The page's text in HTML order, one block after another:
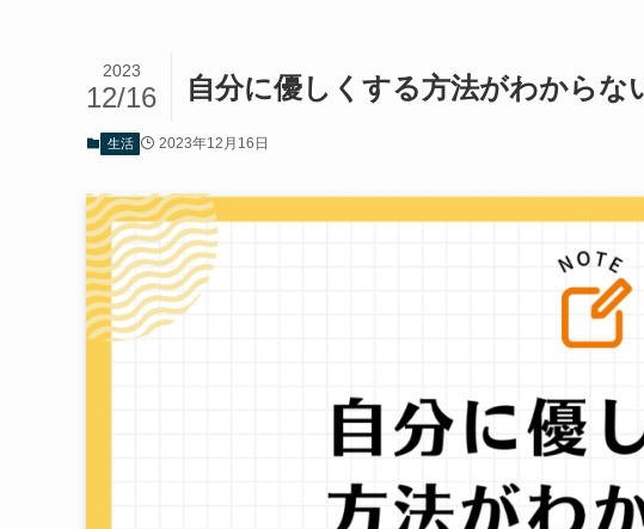
自分に優しくする方法がわからな
2023
12/16
生活 2023年12月16日